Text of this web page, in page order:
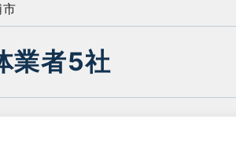
市
業者5社